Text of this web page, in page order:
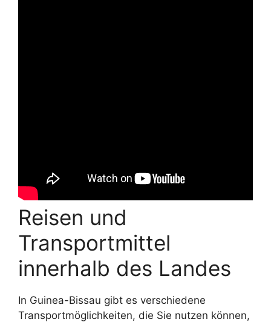
Reisen und
Transportmittel
innerhalb des Landes
In Guinea-Bissau gibt es verschiedene
Transportmöglichkeiten, die Sie nutzen können,